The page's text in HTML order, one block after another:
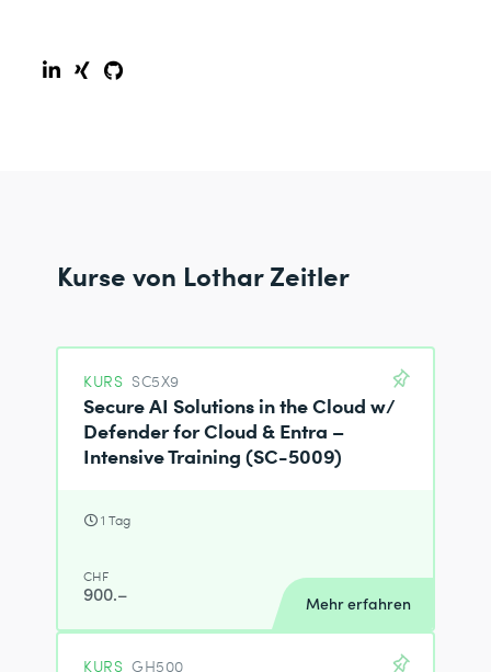
Kurse von Lothar Zeitler
KURS SC5X9
Secure AI Solutions in the Cloud w/
Defender for Cloud & Entra –
Intensive Training (SC-5009)
1 Tag
CHF
900.– Mehr erfahren
KURS GH500